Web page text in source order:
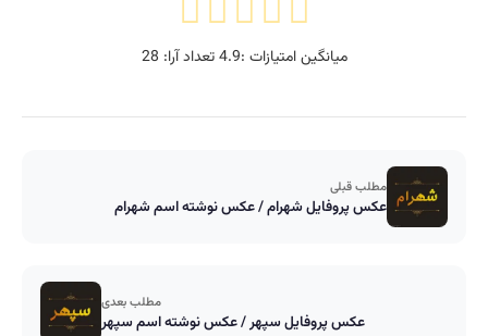
میانگین امتیازات :4.9تعداد آرا: 28
مطلب قبلی
عکس پروفایل شهرام / عکس نوشته اسم شهرام
مطلب بعدی
عکس پروفایل سپهر / عکس نوشته اسم سپهر